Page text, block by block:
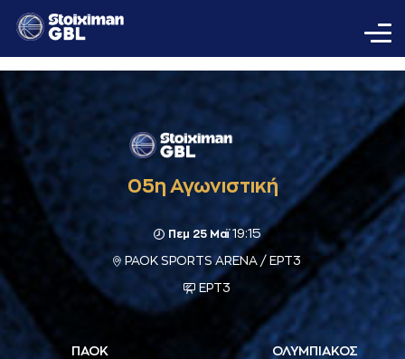
05η Αγωνιστική
Πεμ 25 Μαϊ19:15
PAOK SPORTS ARENA / ΕΡΤ3
ΕΡΤ3
ΠΑΟΚ ΟΛΥΜΠΙΑΚΟΣ